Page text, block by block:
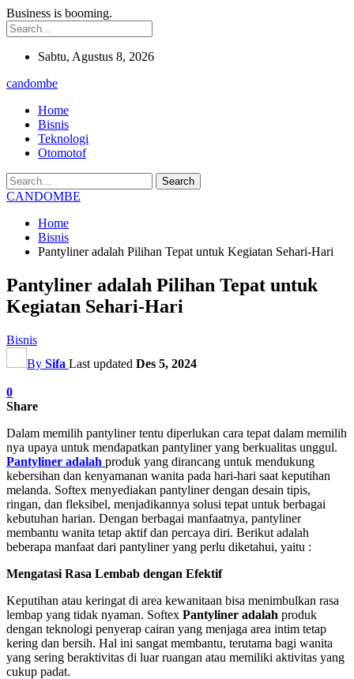
Business is booming.
Sabtu, Agustus 8, 2026
candombe
Home
Bisnis
Teknologi
Otomotof
CANDOMBE
Home
Bisnis
Pantyliner adalah Pilihan Tepat untuk Kegiatan Sehari-Hari
Pantyliner adalah Pilihan Tepat untuk
Kegiatan Sehari-Hari
Bisnis
By Sifa Last updated Des 5, 2024
0
Share
Dalam memilih pantyliner tentu diperlukan cara tepat dalam memilih
nya upaya untuk mendapatkan pantyliner yang berkualitas unggul.
Pantyliner adalah produk yang dirancang untuk mendukung
kebersihan dan kenyamanan wanita pada hari-hari saat keputihan
melanda. Softex menyediakan pantyliner dengan desain tipis,
ringan, dan fleksibel, menjadikannya solusi tepat untuk berbagai
kebutuhan harian. Dengan berbagai manfaatnya, pantyliner
membantu wanita tetap aktif dan percaya diri. Berikut adalah
beberapa manfaat dari pantyliner yang perlu diketahui, yaitu :
Mengatasi Rasa Lembab dengan Efektif
Keputihan atau keringat di area kewanitaan bisa menimbulkan rasa
lembap yang tidak nyaman. Softex Pantyliner adalah produk
dengan teknologi penyerap cairan yang menjaga area intim tetap
kering dan bersih. Hal ini sangat membantu, terutama bagi wanita
yang sering beraktivitas di luar ruangan atau memiliki aktivitas yang
cukup padat.